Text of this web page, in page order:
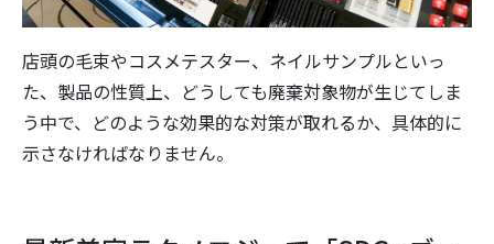
店頭の毛束やコスメテスター、ネイルサンプルといっ
た、製品の性質上、どうしても廃棄対象物が生じてしま
う中で、どのような効果的な対策が取れるか、具体的に
示さなければなりません。